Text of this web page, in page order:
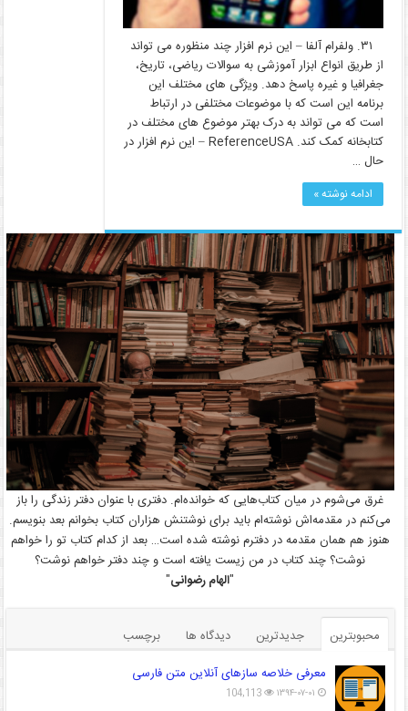
۳۱. ولفرام آلفا – این نرم افزار چند منظوره می تواند
از طریق انواع ابزار آموزشی به سوالات ریاضی، تاریخ،
جغرافیا و غیره پاسخ دهد. ویژگی های مختلف این
برنامه این است که با موضوعات مختلفی در ارتباط
است که می تواند به درک بهتر موضوع های مختلف در
کتابخانه کمک کند. ReferenceUSA – این نرم افزار در
حال …
ادامه نوشته »
غرق می‌شوم در میان کتاب‌هایی که خوانده‌ام. دفتری با عنوان دفتر زندگی را باز
می‌کنم در مقدمه‌اش نوشته‌ام باید برای نوشتنش هزاران کتاب بخوانم بعد بنویسم.
هنوز هم همان مقدمه در دفترم نوشته شده است… بعد از کدام کتاب تو را خواهم
نوشت؟ چند کتاب در من زیست یافته است و چند دفتر خواهم نوشت؟
"الهام رضوانی"
محبوبترین جدیدترین دیدگاه ها
برچسب
معرفی خلاصه سازهای آنلاین متن فارسی
۱۳۹۴-۰۷-۰۱ 104,113